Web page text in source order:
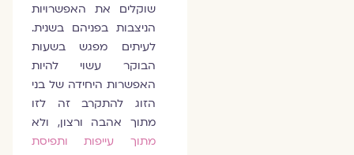
שוקלים את האפשרויות
הניצבות בפניהם בשנית.
לעיתים מפגש בשעות
הבוקר עשוי להיות
האפשרות היחידה של בני
הזוג להתקרב זה לזו
מתוך אהבה ורצון, ולא
מתוך עייפות ותפיסת